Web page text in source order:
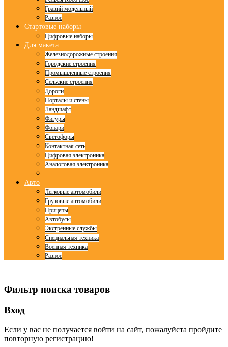
Гравий модельный
Разное
Стартовые наборы
Цифровые наборы
Для макета
Железнодорожные строения
Городские строения
Промышленные строения
Сельские строения
Дороги
Порталы и стены
Ландшафт
Фигуры
Фонари
Светофоры
Контактная сеть
Цифровая электроника
Аналоговая электроника
Авто
Легковые автомобили
Грузовые автомобили
Прицепы
Автобусы
Экстренные службы
Специальная техника
Военная техника
Разное
Фильтр поиска товаров
Вход
Если у вас не получается войти на сайт, пожалуйста пройдите
повторную регистрацию!